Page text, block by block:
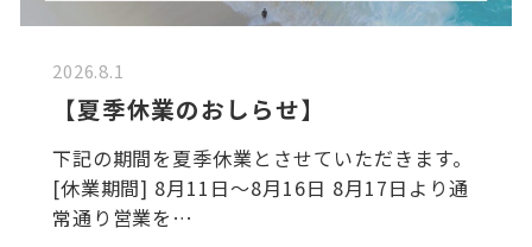
2026.8.1
【夏季休業のおしらせ】
下記の期間を夏季休業とさせていただきます。
[休業期間] 8月11日～8月16日 8月17日より通
常通り営業を…